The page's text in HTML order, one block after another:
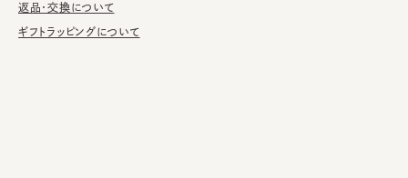
洗濯不可。汚れにつきましては、帽子が汚れてしまう前の対策と
返品・交換について
ギフトラッピングについて